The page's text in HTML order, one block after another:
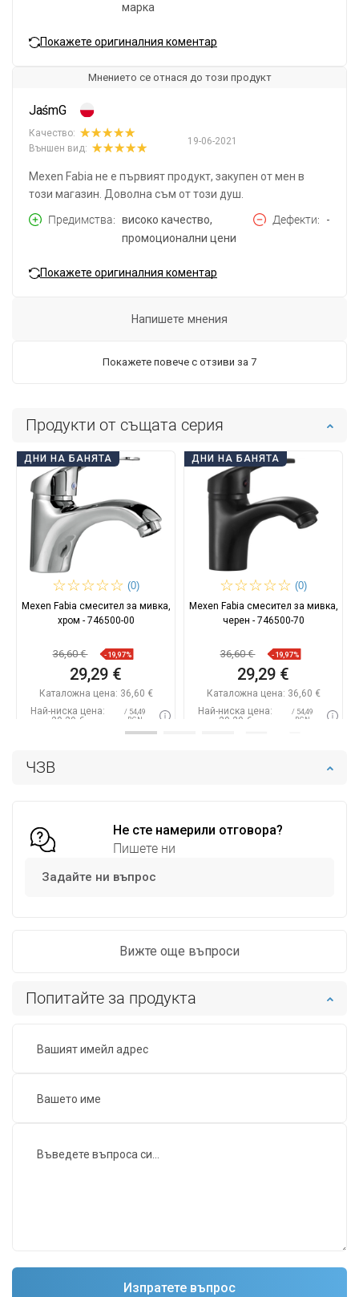
ЧЗВ
Не сте намерили отговора?
Пишете ни
Задайте ни въпрос
Вижте още въпроси
марка
Покажете оригиналния коментар
Мнението се отнася до този продукт
JaśmG
19-06-2021
Качество:
Външен вид:
Mexen Fabia не е първият продукт, закупен от мен в
този магазин. Доволна съм от този душ.
Предимства
високо качество,
промоционални цени
Дефекти -
Покажете оригиналния коментар
Покажете повече с отзиви за 7
Напишете мнения
Попитайте за продукта
Продукти от същата серия
ДНИ НА БАНЯТА
(0)
Mexen Fabia смесител за мивка,
хром - 746500-00
36,60 € -19,97%
29,29 €
Каталожна цена: 36,60 €
Най-ниска цена:
29,29 €
/ 54,49
BGN
Добави в количката
ДНИ НА БАНЯТА
(0)
Mexen Fabia смесител за мивка,
черен - 746500-70
36,60 € -19,97%
29,29 €
Каталожна цена: 36,60 €
Най-ниска цена:
29,29 €
/ 54,49
BGN
Добави в количката